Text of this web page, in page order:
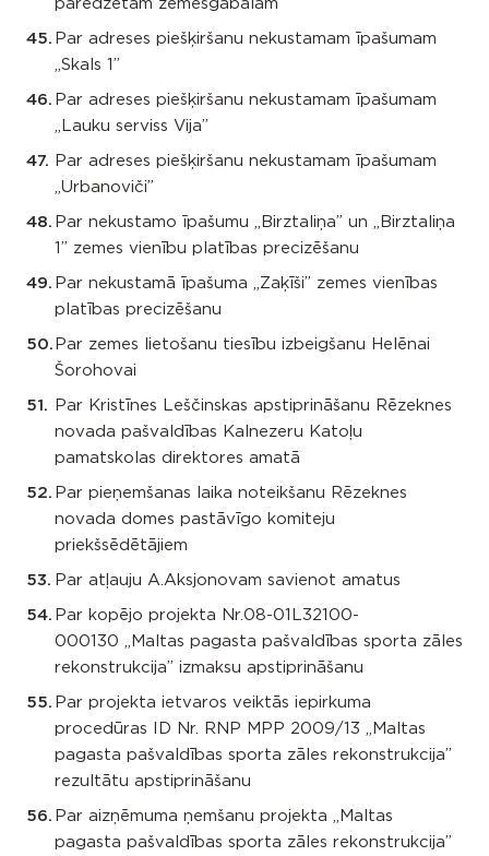
paredzētam zemesgabalam
Par adreses piešķiršanu nekustamam īpašumam
„Skals 1”
Par adreses piešķiršanu nekustamam īpašumam
„Lauku serviss Vija”
Par adreses piešķiršanu nekustamam īpašumam
„Urbanoviči”
Par nekustamo īpašumu „Birztaliņa” un „Birztaliņa
1” zemes vienību platības precizēšanu
Par nekustamā īpašuma „Zaķīši” zemes vienības
platības precizēšanu
Par zemes lietošanu tiesību izbeigšanu Helēnai
Šorohovai
Par Kristīnes Leščinskas apstiprināšanu Rēzeknes
novada pašvaldības Kalnezeru Katoļu
pamatskolas direktores amatā
Par pieņemšanas laika noteikšanu Rēzeknes
novada domes pastāvīgo komiteju
priekšsēdētājiem
Par atļauju A.Aksjonovam savienot amatus
Par kopējo projekta Nr.08-01L32100-
000130 „Maltas pagasta pašvaldības sporta zāles
rekonstrukcija” izmaksu apstiprināšanu
Par projekta ietvaros veiktās iepirkuma
procedūras ID Nr. RNP MPP 2009/13 „Maltas
pagasta pašvaldības sporta zāles rekonstrukcija”
rezultātu apstiprināšanu
Par aizņēmuma ņemšanu projekta „Maltas
pagasta pašvaldības sporta zāles rekonstrukcija”